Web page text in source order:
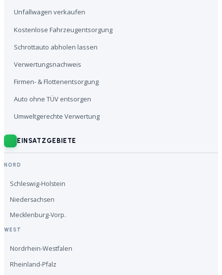
Unfallwagen verkaufen
Kostenlose Fahrzeugentsorgung
Schrottauto abholen lassen
Verwertungsnachweis
Firmen- & Flottenentsorgung
Auto ohne TÜV entsorgen
Umweltgerechte Verwertung
EINSATZGEBIETE
NORD
Schleswig-Holstein
Niedersachsen
Mecklenburg-Vorp.
WEST
Nordrhein-Westfalen
Rheinland-Pfalz